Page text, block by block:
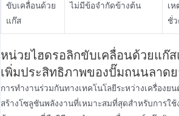
ขับเคลื่อนด้วย
แก๊ส
ไม่มีข้อจํากัดข้างต้น
เ
ชั่
หน่วยไฮดรอลิกขับเคลื่อนด้วยแก๊
เพิ่มประสิทธิภาพของปั๊มถนนลาดย
การทํางานร่วมกันทางเทคโนโลยีระหว่างเครื่องย
สร้างโซลูชันพลังงานที่เหมาะสมที่สุดสําหรับการใ